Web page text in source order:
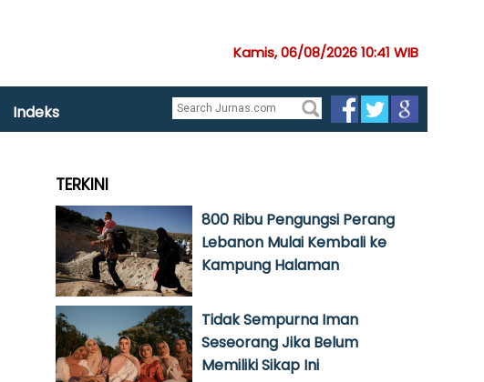
Kamis, 06/08/2026 10:41 WIB
Indeks
TERKINI
800 Ribu Pengungsi Perang
Lebanon Mulai Kembali ke
Kampung Halaman
Tidak Sempurna Iman
Seseorang Jika Belum
Memiliki Sikap Ini